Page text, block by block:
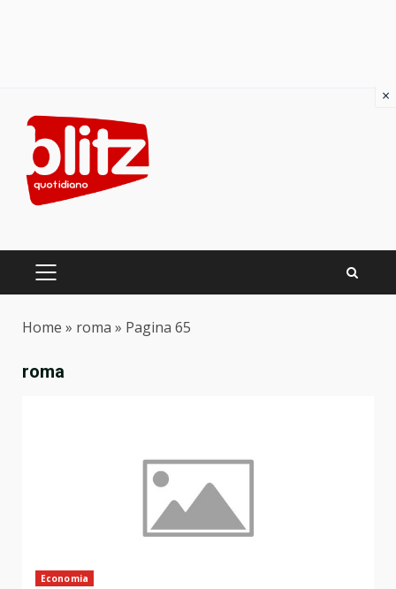
content
PRIMARY
Home » roma » Pagina 65
roma
Economia
×